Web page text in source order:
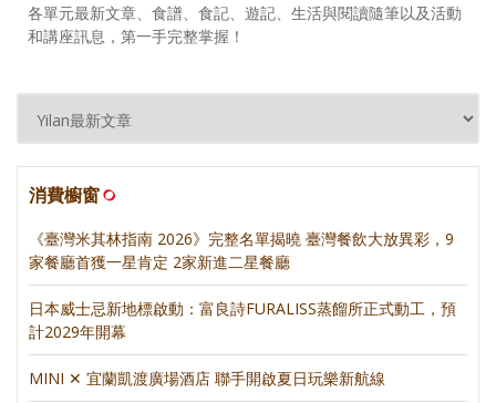
各單元最新文章、食譜、食記、遊記、生活與閱讀隨筆以及活動
和講座訊息，第一手完整掌握！
消費櫥窗
《臺灣米其林指南 2026》完整名單揭曉 臺灣餐飲大放異彩，9
家餐廳首獲一星肯定 2家新進二星餐廳
日本威士忌新地標啟動：富良詩FURALISS蒸餾所正式動工，預
計2029年開幕
MINI ✕ 宜蘭凱渡廣場酒店 聯手開啟夏日玩樂新航線